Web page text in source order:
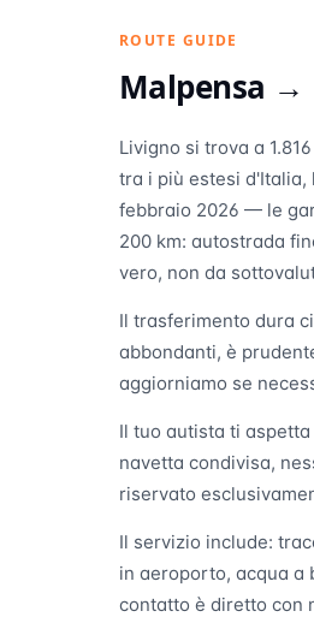
ROUTE GUIDE
Malpensa →
Livigno si trova a
tra i più estesi
febbraio 2026 — le
200 km: autostrada
vero, non da
Il trasferimento dura
abbondanti, è
aggiorniamo se
Il tuo autista ti
navetta condivisa,
riservato
Il servizio include:
in aeroporto, acqua a
contatto è diretto con